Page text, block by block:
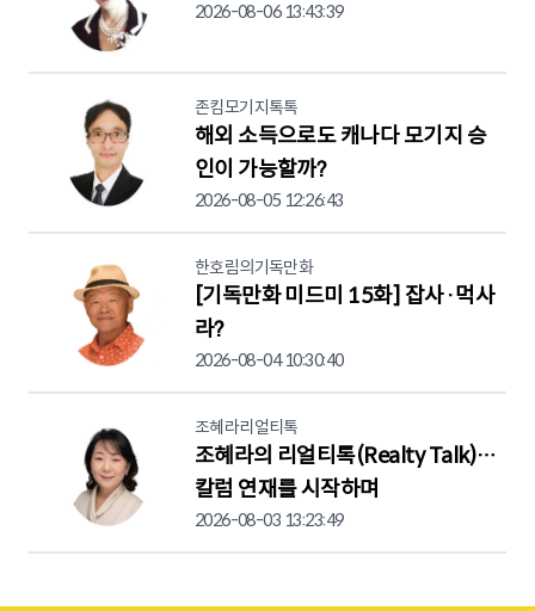
2026-08-06 13:43:39
존킴모기지톡톡
해외 소득으로도 캐나다 모기지 승
인이 가능할까?
2026-08-05 12:26:43
한호림의기독만화
[기독만화 미드미 15화] 잡사·먹사
라?
2026-08-04 10:30:40
조혜라리얼티톡
조혜라의 리얼티톡(Realty Talk)…
칼럼 연재를 시작하며
2026-08-03 13:23:49